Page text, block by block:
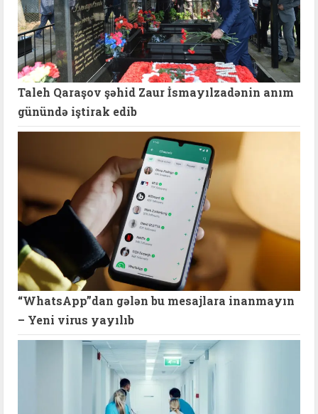
Taleh Qaraşov şəhid Zaur İsmayılzadənin anım
günündə iştirak edib
“WhatsApp”dan gələn bu mesajlara inanmayın
– Yeni virus yayılıb